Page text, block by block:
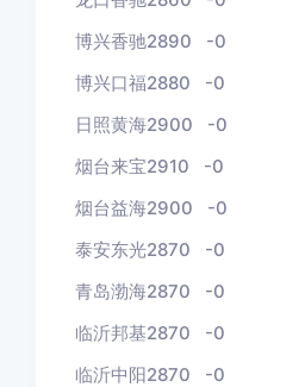
博兴香驰2890 -0
博兴口福2880 -0
日照黄海2900 -0
烟台来宝2910 -0
烟台益海2900 -0
泰安东光2870 -0
青岛渤海2870 -0
临沂邦基2870 -0
临沂中阳2870 -0